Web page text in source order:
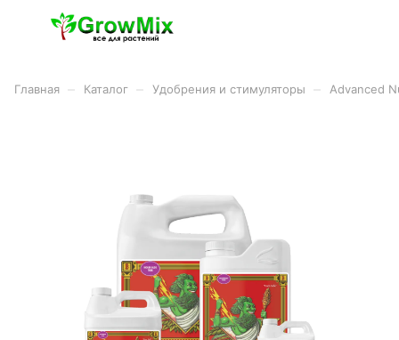
Главная Каталог Удобрения и стимуляторы Advanced